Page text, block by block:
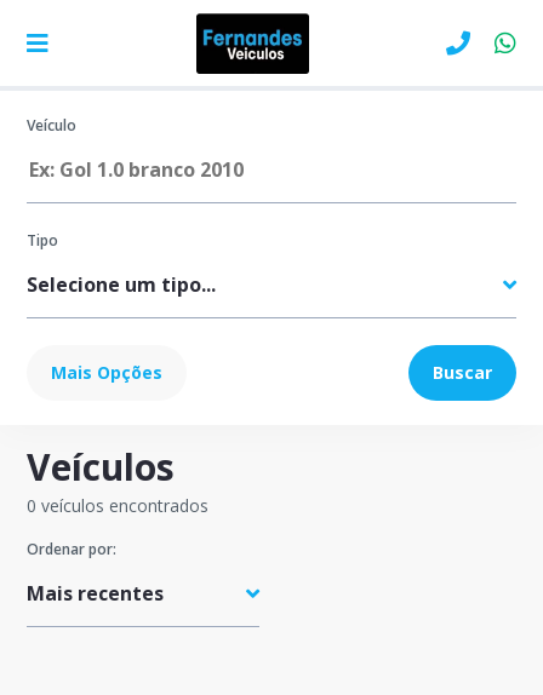
Veículo
Tipo
Modelo
Preço Máximo
Mais Opções Buscar
Veículos
0 veículos encontrados
Ordenar por: